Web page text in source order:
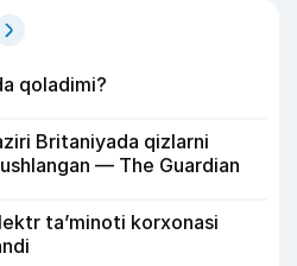
qoladimi?
Britaniyada qizlarni
— The Guardian
ta’minoti korxonasi